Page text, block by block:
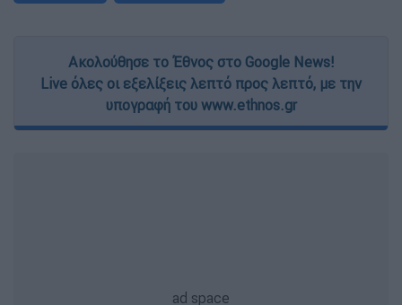
Ακολούθησε το Έθνος στο Google News!
Live όλες οι εξελίξεις λεπτό προς λεπτό, με την
υπογραφή του www.ethnos.gr